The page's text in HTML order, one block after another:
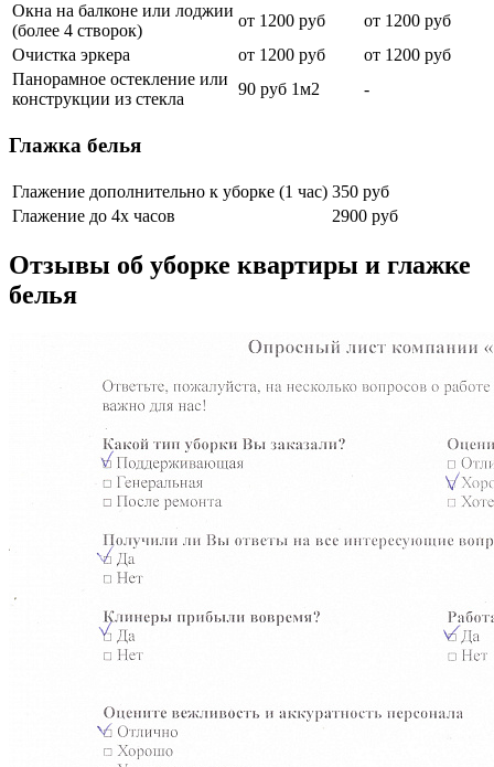
Окна на балконе или лоджии
(более 4 створок)
от 1200 руб
от 1200 руб
Очистка эркера
от 1200 руб
от 1200 руб
Панорамное остекление или
конструкции из стекла
90 руб 1м2 -
Глажка белья
Глажение дополнительно к уборке (1 час) 350 руб
Глажение до 4х часов
2900 руб
Отзывы об уборке квартиры и глажке
белья